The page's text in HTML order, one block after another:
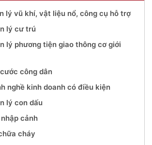
lý vũ khí, vật liệu nổ, công cụ hỗ trợ
lý cư trú
lý phương tiện giao thông cơ giới
công dân
nghề kinh doanh có điều kiện
lý con dấu
cảnh
cháy